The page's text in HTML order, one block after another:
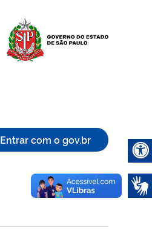
Entrar com o gov.br